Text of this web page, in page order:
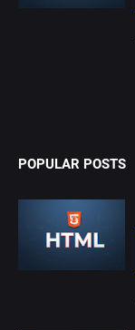
POPULAR POSTS